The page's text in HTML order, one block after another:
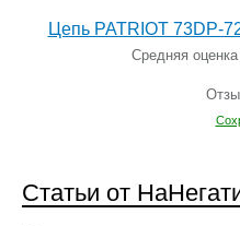
Цепь PATRIOT 73DP-
Средняя
Статьи от